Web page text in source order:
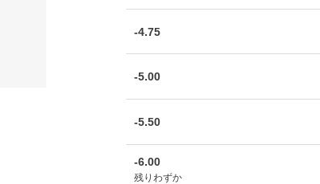
-4.75
-5.00
-5.50
-6.00
残りわずか